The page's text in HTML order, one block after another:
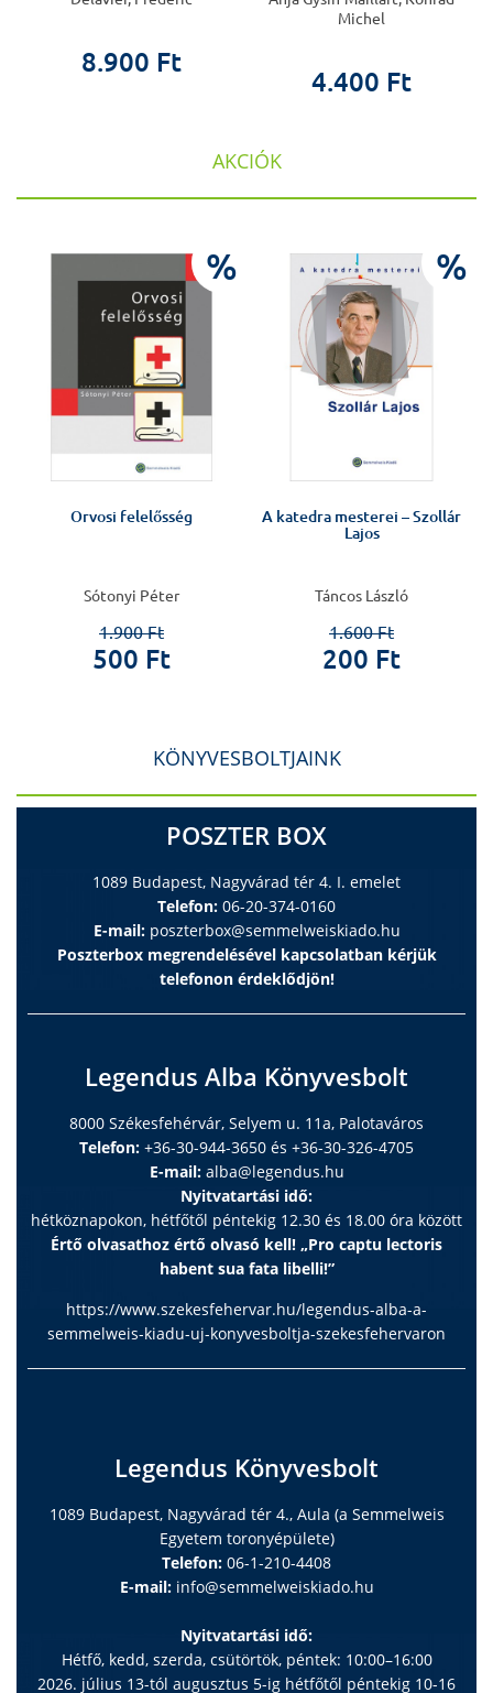
8.900 Ft
Michel
4.400 Ft
AKCIÓK
%
Orvosi felelősség
Sótonyi Péter
1.900 Ft
500 Ft
%
A katedra mesterei – Szollár
Lajos
Táncos László
1.600 Ft
200 Ft
KÖNYVESBOLTJAINK
POSZTER BOX
1089 Budapest, Nagyvárad tér 4. I. emelet
Telefon: 06-20-374-0160
E-mail: poszterbox@semmelweiskiado.hu
Poszterbox megrendelésével kapcsolatban kérjük
telefonon érdeklődjön!
Legendus Alba Könyvesbolt
8000 Székesfehérvár, Selyem u. 11a, Palotaváros
Telefon: +36-30-944-3650 és +36-30-326-4705
E-mail: alba@legendus.hu
Nyitvatartási idő:
hétköznapokon, hétfőtől péntekig 12.30 és 18.00 óra között
Értő olvasathoz értő olvasó kell! „Pro captu lectoris
habent sua fata libelli!”
https://www.szekesfehervar.hu/legendus-alba-a-
semmelweis-kiadu-uj-konyvesboltja-szekesfehervaron
Legendus Könyvesbolt
1089 Budapest, Nagyvárad tér 4., Aula (a Semmelweis
Egyetem toronyépülete)
Telefon: 06-1-210-4408
E-mail: info@semmelweiskiado.hu
Nyitvatartási idő:
Hétfő, kedd, szerda, csütörtök, péntek: 10:00–16:00
2026. július 13-tól augusztus 5-ig hétfőtől péntekig 10-16